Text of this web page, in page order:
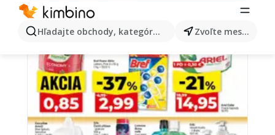
Hľadajte obchody, kategórie, produkty... Zvoľte mesto